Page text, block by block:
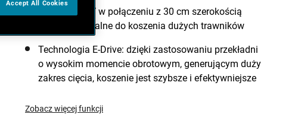
Zasilanie 36V w połączeniu z 30 cm szerokością
cięcia jest idealne do koszenia dużych trawników
Technologia E-Drive: dzięki zastosowaniu przekładni
o wysokim momencie obrotowym, generującym duży
zakres cięcia, koszenie jest szybsze i efektywniejsze
Zobacz więcej funkcji
Accept All Cookies